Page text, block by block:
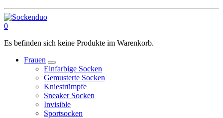
0
Es befinden sich keine Produkte im Warenkorb.
Frauen
Einfarbige Socken
Gemusterte Socken
Kniestrümpfe
Sneaker Socken
Invisible
Sportsocken